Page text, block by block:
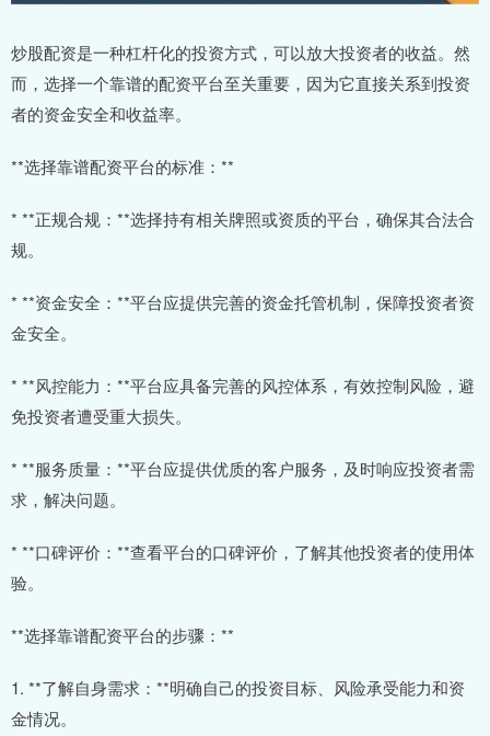
炒股配资是一种杠杆化的投资方式，可以放大投资者的收益。然
而，选择一个靠谱的配资平台至关重要，因为它直接关系到投资
者的资金安全和收益率。
**选择靠谱配资平台的标准：**
* **正规合规：**选择持有相关牌照或资质的平台，确保其合法合
规。
* **资金安全：**平台应提供完善的资金托管机制，保障投资者资
金安全。
* **风控能力：**平台应具备完善的风控体系，有效控制风险，避
免投资者遭受重大损失。
* **服务质量：**平台应提供优质的客户服务，及时响应投资者需
求，解决问题。
* **口碑评价：**查看平台的口碑评价，了解其他投资者的使用体
验。
**选择靠谱配资平台的步骤：**
1. **了解自身需求：**明确自己的投资目标、风险承受能力和资
金情况。